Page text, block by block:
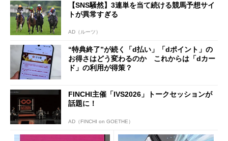
【SNS騒然】3連単を当て続ける競馬予想サイ
トが異常すぎる
AD（ルーツ）
“特典終了”が続く「d払い」「dポイント」の
お得さはどう変わるのか これからは「dカー
ド」の利用が得策？
FINCHI主催「IVS2026」トークセッションが
話題に！
AD（FINCHI on GOETHE）